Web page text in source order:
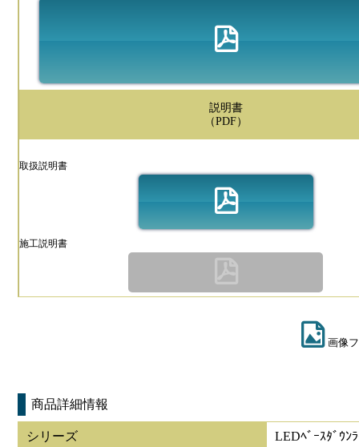
説明書
（PDF）
取扱説明書
施工説明書
画像
商品詳細情報
シリーズ LEDﾍﾞｰｽﾀﾞｳﾝ